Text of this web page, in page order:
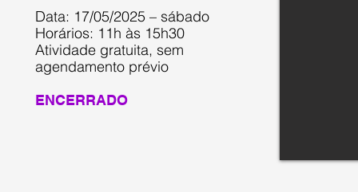
Data: 17/05/2025 – sábado
Horários: 11h às 15h30
Atividade gratuita, sem
agendamento prévio
ENCERRADO